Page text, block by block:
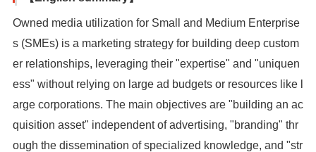
Owned media utilization for Small and Medium Enterprise
s (SMEs) is a marketing strategy for building deep custom
er relationships, leveraging their "expertise" and "uniquen
ess" without relying on large ad budgets or resources like l
arge corporations. The main objectives are "building an ac
quisition asset" independent of advertising, "branding" thr
ough the dissemination of specialized knowledge, and "str